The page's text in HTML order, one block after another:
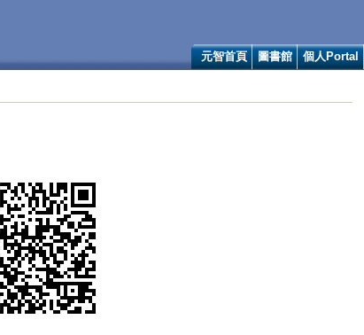
元智首頁 圖書館 個人Portal